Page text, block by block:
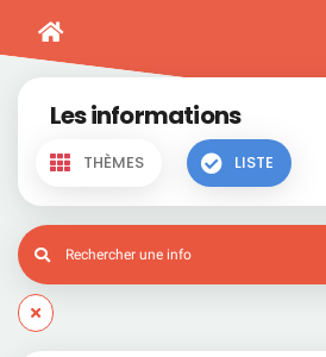
Les informations
THÈMES LISTE